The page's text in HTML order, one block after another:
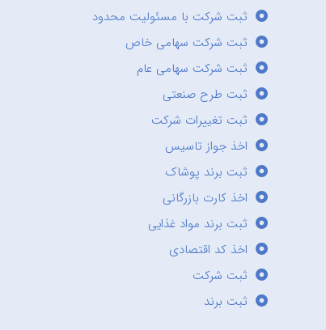
ثبت شرکت با مسئولیت محدود
ثبت شرکت سهامی خاص
ثبت شرکت سهامی عام
ثبت طرح صنعتی
ثبت تغییرات شرکت
اخذ جواز تاسیس
ثبت برند پوشاک
اخذ کارت بازرگانی
ثبت برند مواد غذایی
اخذ کد اقتصادی
ثبت شرکت
ثبت برند